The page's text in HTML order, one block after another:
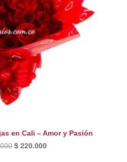
en Cali – Amor y Pasión
El
$220.000El